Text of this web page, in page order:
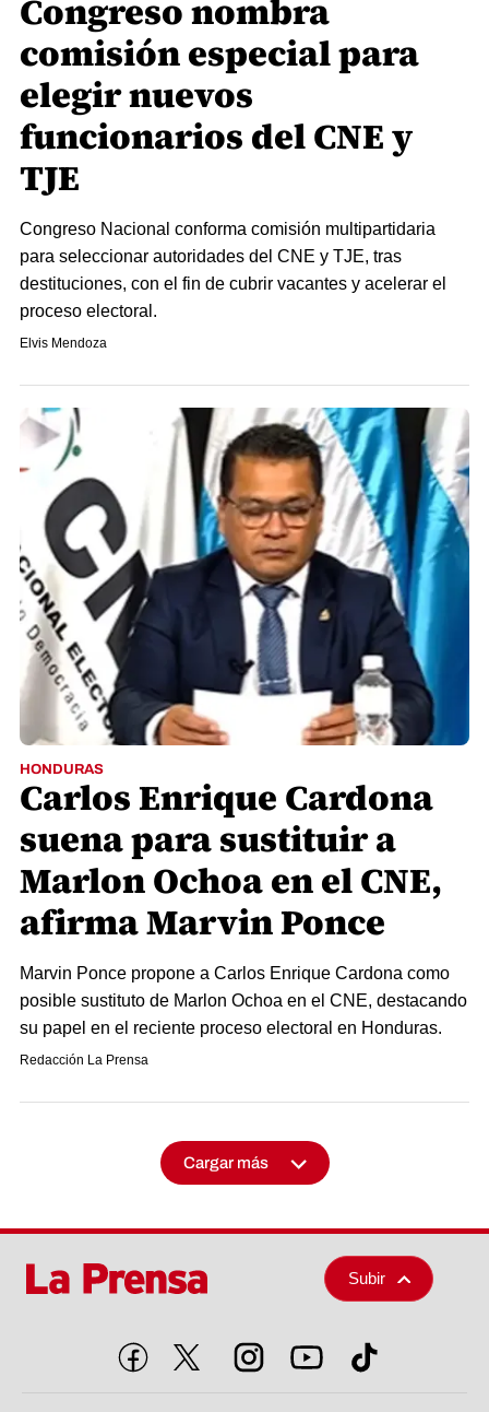
Congreso nombra
comisión especial para
elegir nuevos
funcionarios del CNE y
TJE
Congreso Nacional conforma comisión multipartidaria
para seleccionar autoridades del CNE y TJE, tras
destituciones, con el fin de cubrir vacantes y acelerar el
proceso electoral.
Elvis Mendoza
HONDURAS
Carlos Enrique Cardona
suena para sustituir a
Marlon Ochoa en el CNE,
afirma Marvin Ponce
Marvin Ponce propone a Carlos Enrique Cardona como
posible sustituto de Marlon Ochoa en el CNE, destacando
su papel en el reciente proceso electoral en Honduras.
Redacción La Prensa
Cargar más
Subir